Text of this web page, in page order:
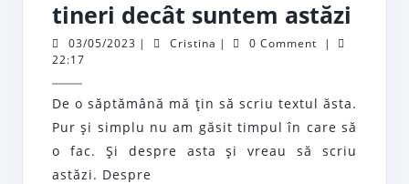
tineri decât suntem astăzi
mai
03/05/2023 03/05/2023
| Cristina Cristina
| 0 Comment
|
22:17
De o săptămână mă ţin să scriu textul ăsta.
Pur şi simplu nu am găsit timpul în care să
o fac. Şi despre asta şi vreau să scriu
astăzi. Despre